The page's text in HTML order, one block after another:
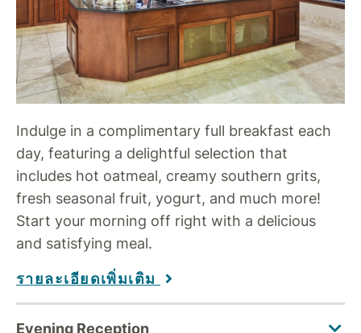
Indulge in a complimentary full breakfast each
day, featuring a delightful selection that
includes hot oatmeal, creamy southern grits,
fresh seasonal fruit, yogurt, and much more!
Start your morning off right with a delicious
and satisfying meal.
รายละเอียดเพิ่มเติม